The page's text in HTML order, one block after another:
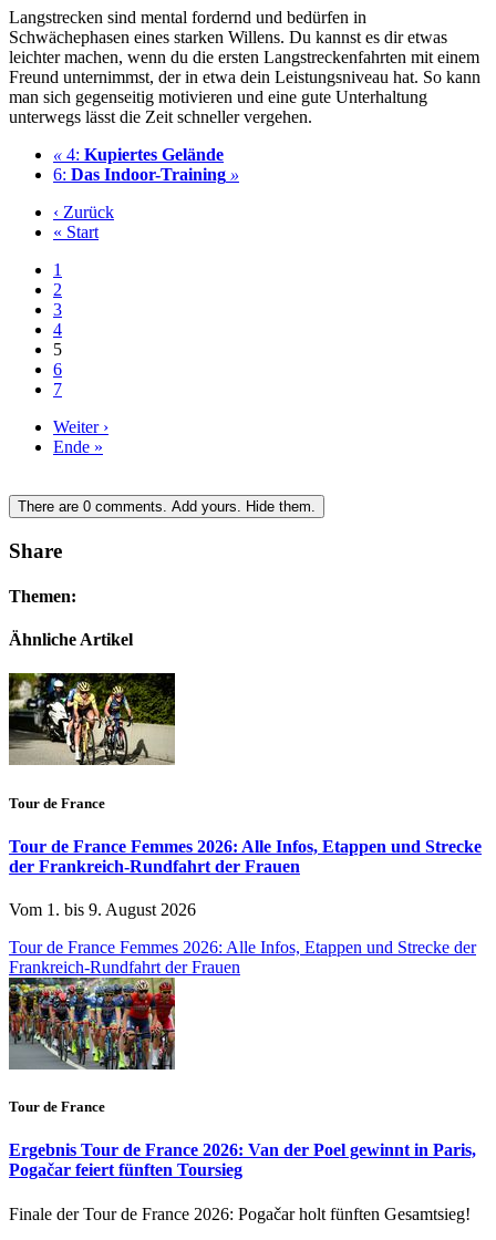
Langstrecken sind mental fordernd und bedürfen in
Schwächephasen eines starken Willens. Du kannst es dir etwas
leichter machen, wenn du die ersten Langstreckenfahrten mit einem
Freund unternimmst, der in etwa dein Leistungsniveau hat. So kann
man sich gegenseitig motivieren und eine gute Unterhaltung
unterwegs lässt die Zeit schneller vergehen.
« 4: Kupiertes Gelände
6: Das Indoor-Training »
‹ Zurück
« Start
1
2
3
4
5
6
7
Weiter ›
Ende »
There are 0 comments. Add yours. Hide them.
Share
Themen:
Ähnliche Artikel
Tour de France
Tour de France Femmes 2026: Alle Infos, Etappen und Strecke
der Frankreich-Rundfahrt der Frauen
Vom 1. bis 9. August 2026
Tour de France Femmes 2026: Alle Infos, Etappen und Strecke der
Frankreich-Rundfahrt der Frauen
Tour de France
Ergebnis Tour de France 2026: Van der Poel gewinnt in Paris,
Pogačar feiert fünften Toursieg
Finale der Tour de France 2026: Pogačar holt fünften Gesamtsieg!